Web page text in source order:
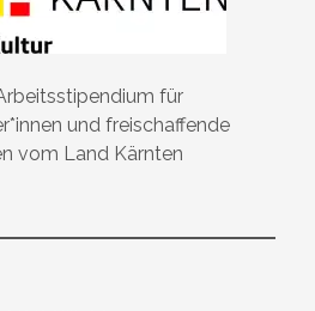
für
und freischaffende
vom Land Kärnten